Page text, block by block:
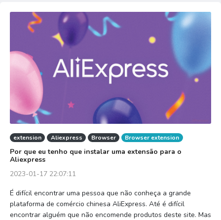
extension Aliexpress Browser Browser extension
Por que eu tenho que instalar uma extensão para o
Aliexpress
2023-01-17 22:07:11
É difícil encontrar uma pessoa que não conheça a grande
plataforma de comércio chinesa AliExpress. Até é difícil
encontrar alguém que não encomende produtos deste site. Mas